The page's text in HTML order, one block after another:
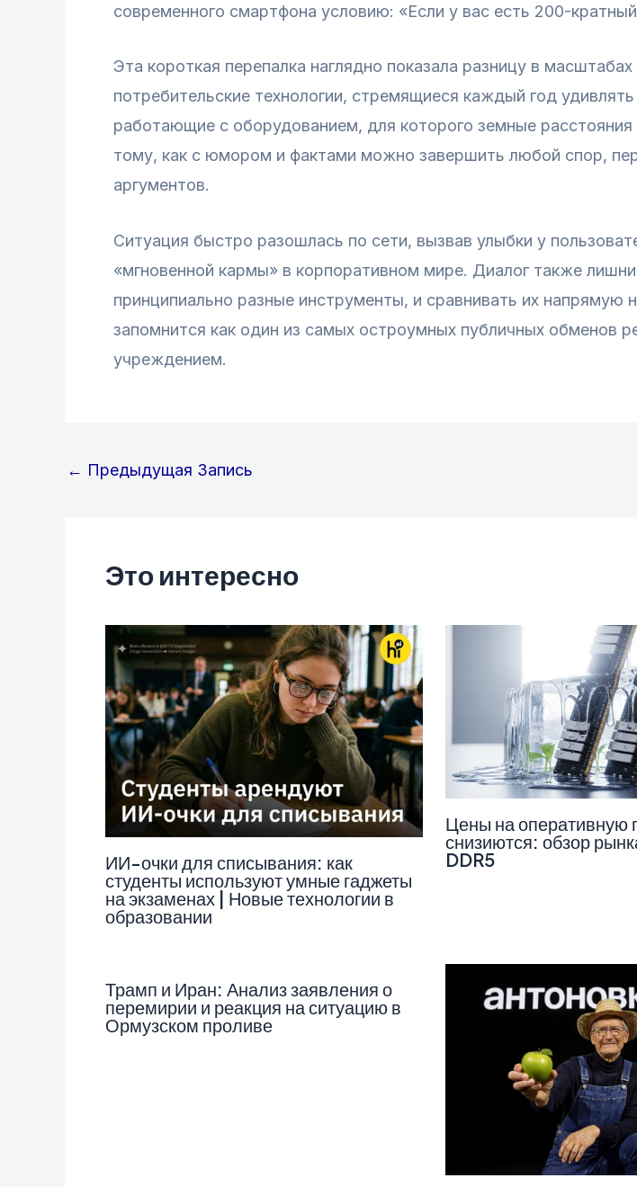
современного смартфона условию: «Если у вас есть 200-
Эта короткая перепалка наглядно показала разницу в
потребительские технологии, стремящиеся каждый год
работающие с оборудованием, для которого земные
тому, как с юмором и фактами можно завершить любой спор,
аргументов.
Ситуация быстро разошлась по сети, вызвав улыбки у
«мгновенной кармы» в корпоративном мире. Диалог также
принципиально разные инструменты, и сравнивать их напрямую
запомнится как один из самых остроумных публичных обменов
учреждением.
Навигация
← Предыдущая Запись
Это интересно
ИИ-очки для списывания: как
студенты используют умные гаджеты
на экзаменах | Новые технологии в
образовании
Цены на оперативную
снизиются: обзор
DDR5
Трамп и Иран: Анализ заявления о
перемирии и реакция на ситуацию в
Ормузском проливе